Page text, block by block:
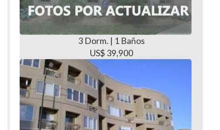
3 Dorm. | 1 Baños
US$ 39,900